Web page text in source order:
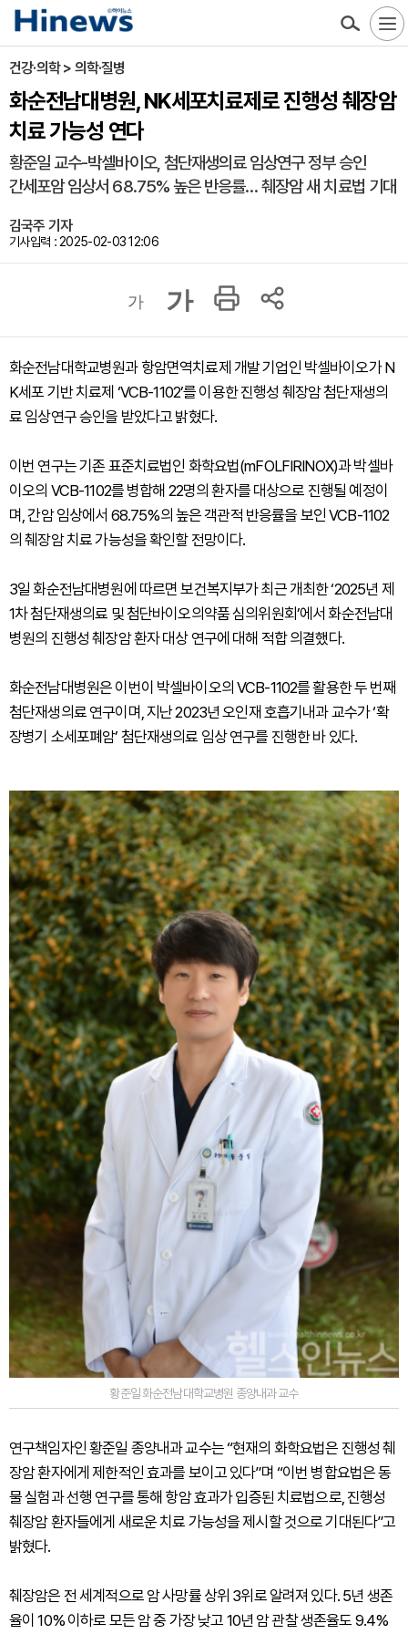
건강·의학 > 의학·질병
화순전남대병원, NK세포치료제로 진행성 췌장암
치료 가능성 연다
황준일 교수-박셀바이오, 첨단재생의료 임상연구 정부 승인
간세포암 임상서 68.75% 높은 반응률… 췌장암 새 치료법 기대
김국주 기자
기사입력 : 2025-02-03 12:06
가 가
화순전남대학교병원과 항암면역치료제 개발 기업인 박셀바이오가 N
K세포 기반 치료제 ‘VCB-1102’를 이용한 진행성 췌장암 첨단재생의
료 임상연구 승인을 받았다고 밝혔다.
이번 연구는 기존 표준치료법인 화학요법(mFOLFIRINOX)과 박셀바
이오의 VCB-1102를 병합해 22명의 환자를 대상으로 진행될 예정이
며, 간암 임상에서 68.75%의 높은 객관적 반응률을 보인 VCB-1102
의 췌장암 치료 가능성을 확인할 전망이다.
3일 화순전남대병원에 따르면 보건복지부가 최근 개최한 ‘2025년 제
1차 첨단재생의료 및 첨단바이오의약품 심의위원회’에서 화순전남대
병원의 진행성 췌장암 환자 대상 연구에 대해 적합 의결했다.
화순전남대병원은 이번이 박셀바이오의 VCB-1102를 활용한 두 번째
첨단재생의료 연구이며, 지난 2023년 오인재 호흡기내과 교수가 ‘확
장병기 소세포폐암’ 첨단재생의료 임상 연구를 진행한 바 있다.
황준일 화순전남대학교병원 종양내과 교수
연구책임자인 황준일 종양내과 교수는 “현재의 화학요법은 진행성 췌
장암 환자에게 제한적인 효과를 보이고 있다”며 “이번 병합요법은 동
물 실험과 선행 연구를 통해 항암 효과가 입증된 치료법으로, 진행성
췌장암 환자들에게 새로운 치료 가능성을 제시할 것으로 기대된다”고
밝혔다.
췌장암은 전 세계적으로 암 사망률 상위 3위로 알려져 있다. 5년 생존
율이 10% 이하로 모든 암 중 가장 낮고 10년 암 관찰 생존율도 9.4%